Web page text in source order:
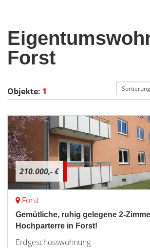
Forst
Objekte: 1
210.000,- €
Forst
Gemütliche, ruhig gelegene 2-
Hochparterre in Forst!
Erdgeschosswohnung